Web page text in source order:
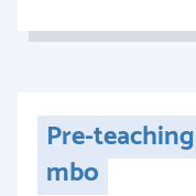
Pre-
mbo